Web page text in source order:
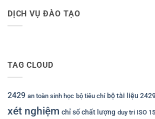
DỊCH VỤ ĐÀO TẠO
TAG CLOUD
2429 an toàn sinh học bộ tiêu chí bộ tài liệu
xét nghiệm chỉ số chất lượng duy tri ISO